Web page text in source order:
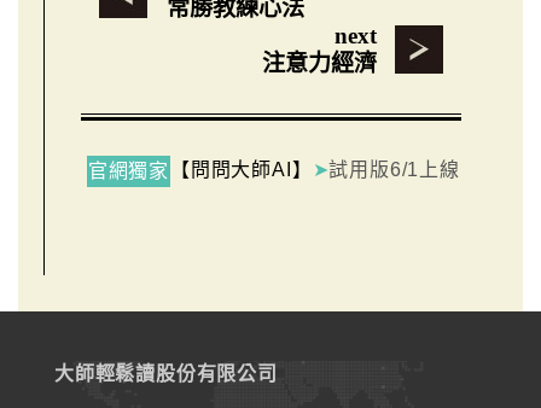
常勝教練心法
next
注意力經濟
官網獨家 【問問大師AI】 ➤試用版6/1上線
大師輕鬆讀股份有限公司